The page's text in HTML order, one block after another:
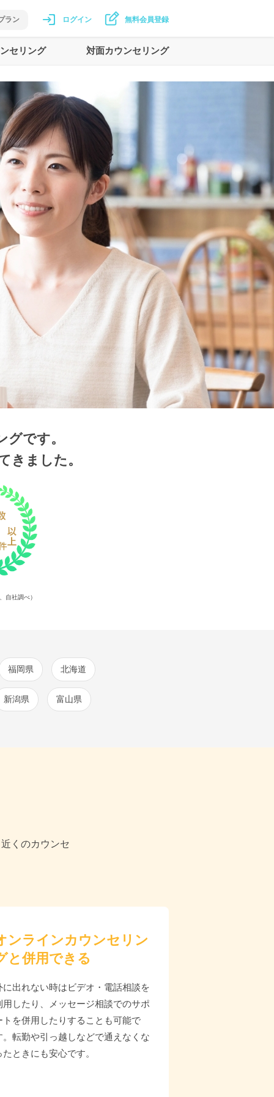
ラン ログイン 無料会員登録
セリング 対面カウンセリング
です。
きました。
自社調べ）
福岡県 北海道
新潟県 富山県
くのカウンセ
ンラインカウンセリン
と併用できる
に出れない時はビデオ・電話相談を
用したり、メッセージ相談でのサポ
トを併用したりすることも可能で
。転勤や引っ越しなどで通えなくな
たときにも安心です。